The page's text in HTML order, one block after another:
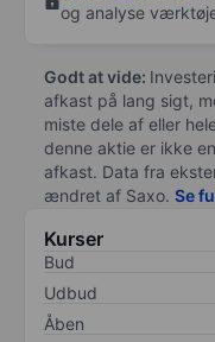
og analyse
Godt at vide:
afkast på lang sigt,
miste dele af eller
denne aktie er ikke
afkast. Data fra
ændret af Saxo. Se
Kurser
Bud
Udbud
Åben